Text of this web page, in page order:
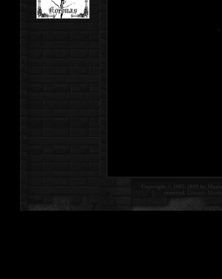
Copyright © 2005-2009 by
reserved. Contact: